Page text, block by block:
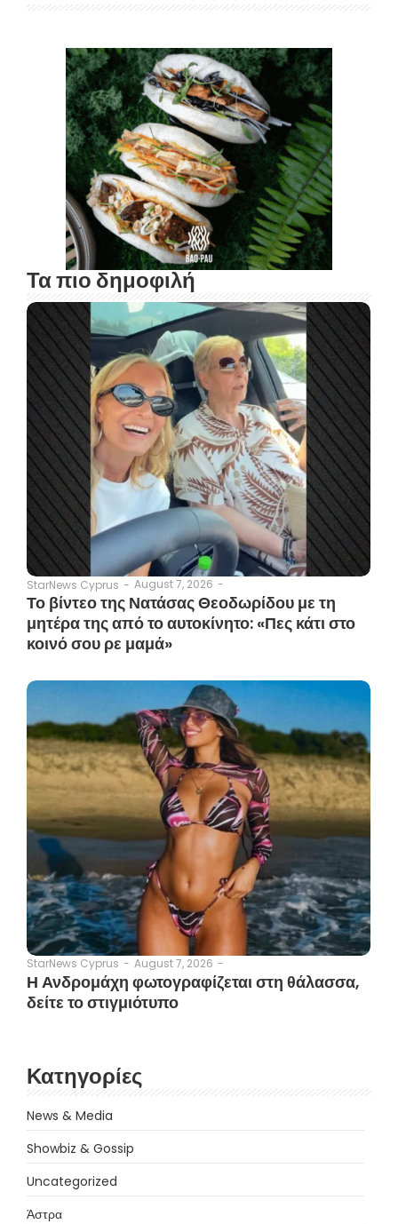
Τα πιο δημοφιλή
StarNews Cyprus - August 7, 2026 -
Το βίντεο της Νατάσας Θεοδωρίδου με τη
μητέρα της από το αυτοκίνητο: «Πες κάτι στο
κοινό σου ρε μαμά»
StarNews Cyprus - August 7, 2026 -
Η Ανδρομάχη φωτογραφίζεται στη θάλασσα,
δείτε το στιγμιότυπο
Κατηγορίες
News & Media
Showbiz & Gossip
Uncategorized
Άστρα